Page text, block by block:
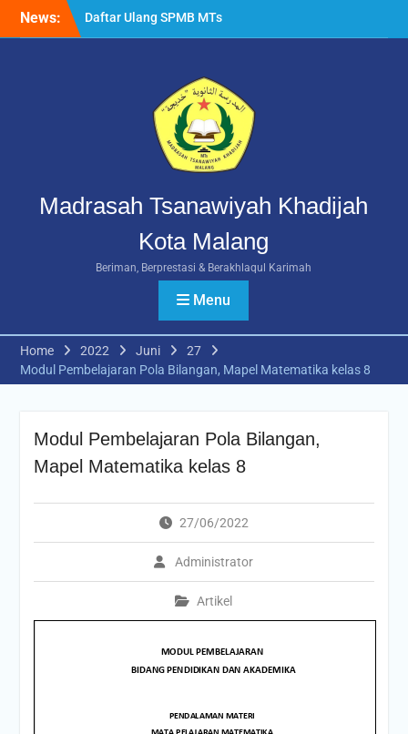
News:
Daftar Ulang SPMB MTs
Khadijah Malang Tahun
Berlangsung Lancar
Rangkuman MATAMUDA
2026: Enam Hari Penuh
Makna Menyambut Siswa
Baru MTs Khadijah Malang
Madrasah Tsanawiyah Khadijah
Kota Malang
Beriman, Berprestasi & Berakhlaqul Karimah
Menu
Home 2022 Juni
27
Modul Pembelajaran Pola Bilangan, Mapel Matematika kelas 8
Modul Pembelajaran Pola Bilangan,
Mapel Matematika kelas 8
27/06/2022
Administrator
Artikel